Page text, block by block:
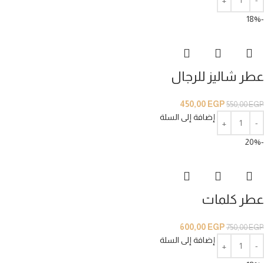
-18%
عطر شاليز للرجال
550,00EGP
450,00 EGP
إضافة إلى السلة
-20%
عطر كلمات
750,00EGP
600,00 EGP
إضافة إلى السلة